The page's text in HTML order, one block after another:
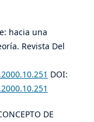
hacia una
Revista Del
DOI:
DE